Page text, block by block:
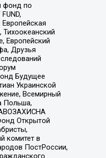
фонд по
Европейский
Друзья
Будущее
Украинской
Всемирный
Польша,
Открытой
комитет в
ПостРоссии,